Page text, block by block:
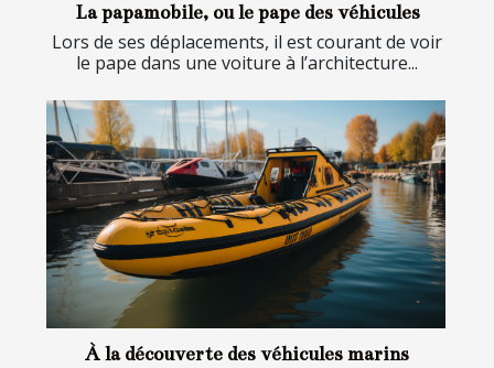
La papamobile, ou le pape des véhicules
Lors de ses déplacements, il est courant de voir
le pape dans une voiture à l’architecture...
À la découverte des véhicules marins